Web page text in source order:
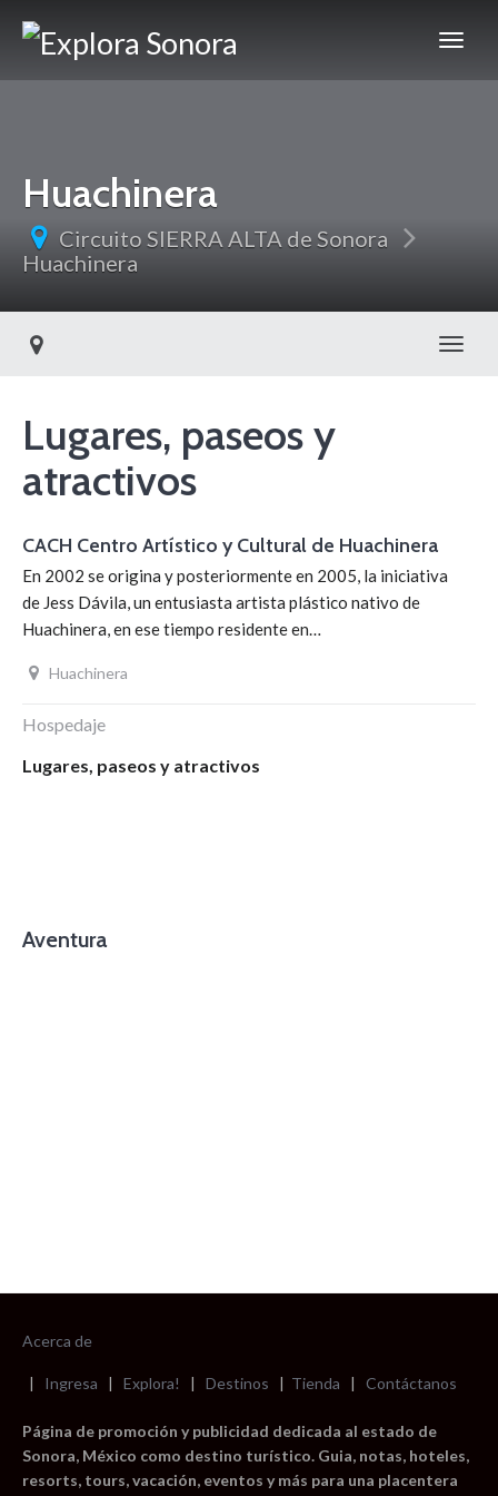
Huachinera
Circuito SIERRA ALTA de Sonora
Huachinera
Lugares, paseos y
atractivos
CACH Centro Artístico y Cultural de Huachinera
En 2002 se origina y posteriormente en 2005, la iniciativa
de Jess Dávila, un entusiasta artista plástico nativo de
Huachinera, en ese tiempo residente en…
Huachinera
Hospedaje
Lugares, paseos y atractivos
Aventura
Acerca de
| Ingresa | Explora! | Destinos | Tienda | Contáctanos
Página de promoción y publicidad dedicada al estado de
Sonora, México como destino turístico. Guia, notas, hoteles,
resorts, tours, vacación, eventos y más para una placentera